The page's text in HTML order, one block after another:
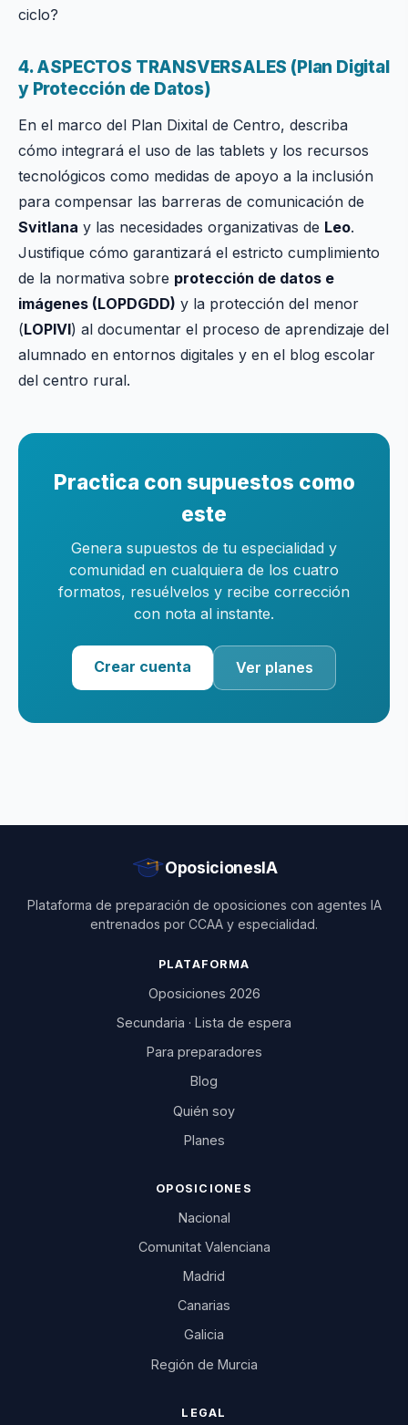
ciclo?
4. ASPECTOS TRANSVERSALES (Plan Digital
y Protección de Datos)
En el marco del Plan Dixital de Centro, describa
cómo integrará el uso de las tablets y los recursos
tecnológicos como medidas de apoyo a la inclusión
para compensar las barreras de comunicación de
Svitlana y las necesidades organizativas de Leo.
Justifique cómo garantizará el estricto cumplimiento
de la normativa sobre protección de datos e
imágenes (LOPDGDD) y la protección del menor
(LOPIVI) al documentar el proceso de aprendizaje del
alumnado en entornos digitales y en el blog escolar
del centro rural.
Practica con supuestos como
este
Genera supuestos de tu especialidad y
comunidad en cualquiera de los cuatro
formatos, resuélvelos y recibe corrección
con nota al instante.
Crear cuenta Ver planes
OposicionesIA
Plataforma de preparación de oposiciones con agentes IA
entrenados por CCAA y especialidad.
PLATAFORMA
Oposiciones 2026
Secundaria · Lista de espera
Para preparadores
Blog
Quién soy
Planes
OPOSICIONES
Nacional
Comunitat Valenciana
Madrid
Canarias
Galicia
Región de Murcia
LEGAL